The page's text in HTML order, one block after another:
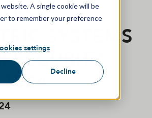
A single cookie will be
to remember your preference
settings
Decline
SYSTEMS
SECURITY
2024